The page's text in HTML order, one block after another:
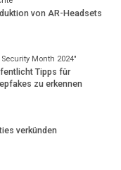
von AR-Headsets
Month 2024"
Tipps für
zu erkennen
verkünden